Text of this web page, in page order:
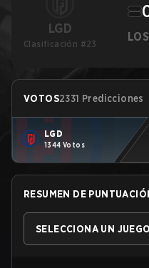
LGD
Clasificación #23
VOTOS2331 Predicciones
LGD
1344 Votos
RESUMEN DE
SELECCIONA UN JUEGO